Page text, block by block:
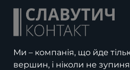
Ми – компанія, що йде
вершин, і ніколи не